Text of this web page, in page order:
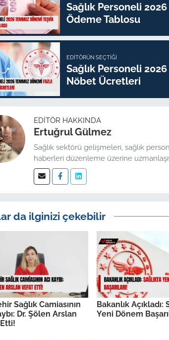
Sağlık Personeli
Ödeme Tablosu
EDITÖRÜN SEÇTIĞI
Sağlık Personeli
Nöbet Ücretleri
EDITÖR HAKKINDA
Ertuğrul Gülmez
Sağlık sektörü gelişmeleri, sağlık
haberleri düzenleme üzerine
da ilginizi çekebilir
Sağlık Camiasının
Dr. Şölen Arslan
Bakanlık Açıkladı:
Yeni Dönem